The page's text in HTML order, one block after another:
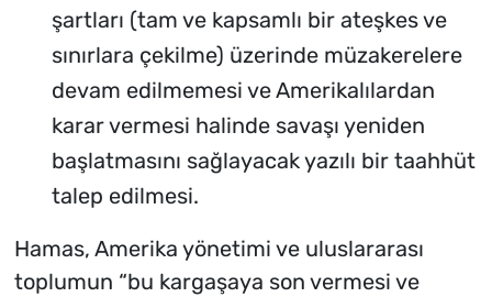
şartları (tam ve kapsamlı bir ateşkes ve
sınırlara çekilme) üzerinde müzakerelere
devam edilmemesi ve Amerikalılardan
karar vermesi halinde savaşı yeniden
başlatmasını sağlayacak yazılı bir taahhüt
talep edilmesi.
Hamas, Amerika yönetimi ve uluslararası
toplumun “bu kargaşaya son vermesi ve